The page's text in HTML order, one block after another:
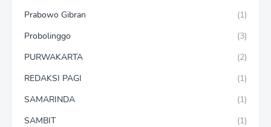
Prabowo Gibran
(1)
Probolinggo
(3)
PURWAKARTA
(2)
REDAKSI PAGI
(1)
SAMARINDA
(1)
SAMBIT
(1)